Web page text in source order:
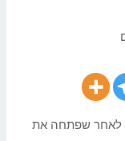
לאחר שפתחה את